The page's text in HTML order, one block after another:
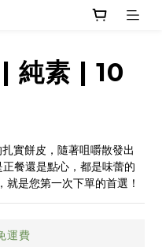
純素 | 10
實餅皮，隨著咀嚼散發出
餐還是點心，都是味蕾的
是您第一次下單的首選！
運費